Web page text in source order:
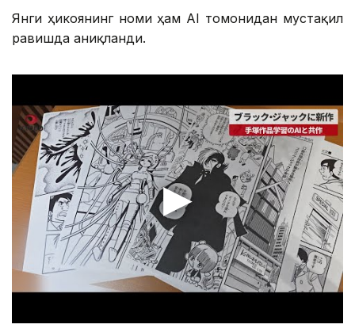
Янги ҳикоянинг номи ҳам AI томонидан мустақил
равишда аниқланди.